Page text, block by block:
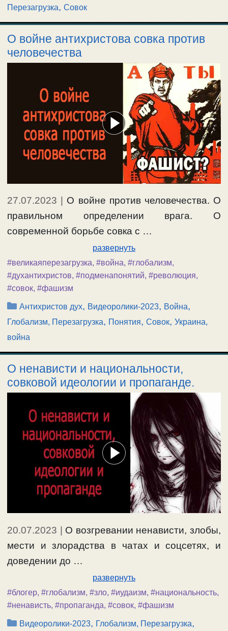
Перезагрузка, Совок
О войне антихристова совка против
человечества
27.07.2023
О войне против человечества. О
правильном определении врага. О
современной борьбе совка с …
развернуть
#великаяперезагрузка, #война, #глобализм,
#духантихристов, #подменапонятий, #революция,
#совок, #фашизм
Рубрики
Антихристов дух, Видеоролики-2023, Война,
Глобализм, Перезагрузка, Понятия, Совок, Украина,
война
О ненависти и национальности,
совковой идеологии и пропаганде.
20.07.2023
О возгревании ненависти, злобы,
мести и злорадства в чатах и соцсетях, и
доведении до …
развернуть
#блогер, #глобализм, #зло, #иудаизм, #национальность,
#ненависть, #пропаганда, #совок, #фашизм
Рубрики
Видеоролики-2023, Глобализм, Перезагрузка,